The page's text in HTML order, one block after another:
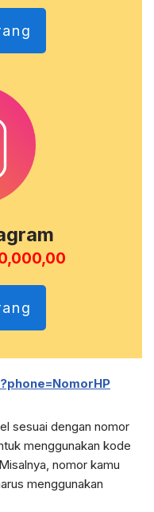
sesuai dengan nomor
menggunakan kode
nomor kamu
menggunakan